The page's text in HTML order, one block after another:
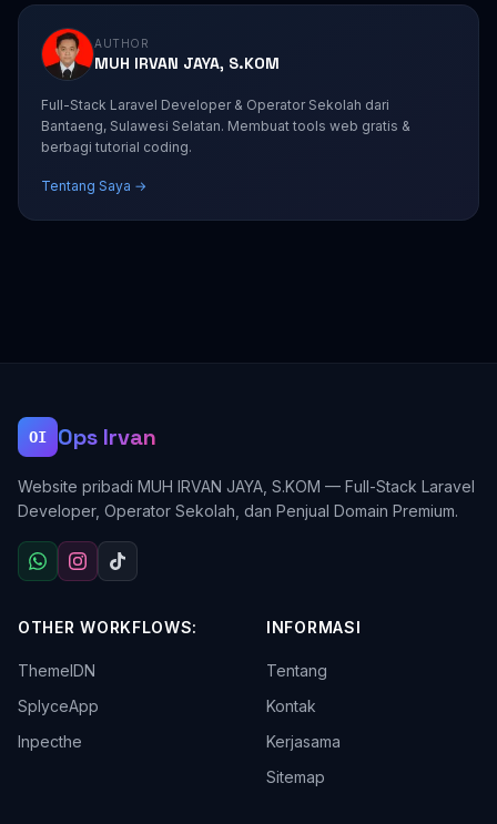
AUTHOR
MUH IRVAN JAYA, S.KOM
Full-Stack Laravel Developer & Operator Sekolah dari
Bantaeng, Sulawesi Selatan. Membuat tools web gratis &
berbagi tutorial coding.
Tentang Saya →
OI Ops Irvan
Website pribadi MUH IRVAN JAYA, S.KOM — Full-Stack Laravel
Developer, Operator Sekolah, dan Penjual Domain Premium.
OTHER WORKFLOWS:
ThemeIDN
SplyceApp
Inpecthe
INFORMASI
Tentang
Kontak
Kerjasama
Sitemap